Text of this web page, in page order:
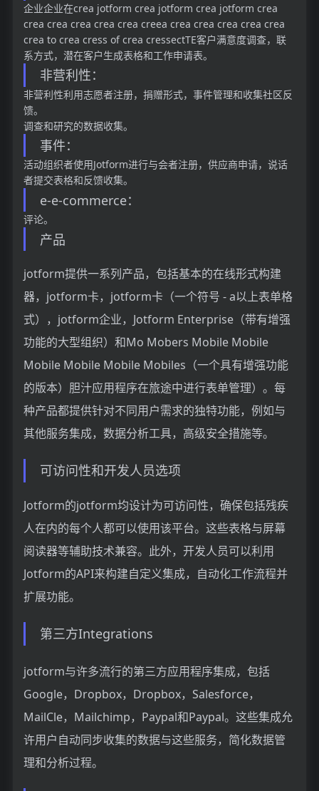
企业企业在crea jotform crea jotform crea jotform crea
crea crea crea crea crea creea crea crea crea crea crea
crea to crea cress of crea cressectTE客户满意度调查，联
系方式，潜在客户生成表格和工作申请表。
非营利性：
非营利性利用志愿者注册，捐赠形式，事件管理和收集社区反
馈。
调查和研究的数据收集。
事件：
活动组织者使用Jotform进行与会者注册，供应商申请，说话
者提交表格和反馈收集。
e-e-commerce：
评论。
产品
jotform提供一系列产品，包括基本的在线形式构建
器，jotform卡，jotform卡（一个符号 - a以上表单格
式），jotform企业，Jotform Enterprise（带有增强
功能的大型组织）和Mo Mobers Mobile Mobile
Mobile Mobile Mobile Mobiles（一个具有增强功能
的版本）胆汁应用程序在旅途中进行表单管理）。每
种产品都提供针对不同用户需求的独特功能，例如与
其他服务集成，数据分析工具，高级安全措施等。
可访问性和开发人员选项
Jotform的jotform均设计为可访问性，确保包括残疾
人在内的每个人都可以使用该平台。这些表格与屏幕
阅读器等辅助技术兼容。此外，开发人员可以利用
Jotform的API来构建自定义集成，自动化工作流程并
扩展功能。
第三方Integrations
jotform与许多流行的第三方应用程序集成，包括
Google，Dropbox，Dropbox，Salesforce，
MailCle，Mailchimp，Paypal和Paypal。这些集成允
许用户自动同步收集的数据与这些服务，简化数据管
理和分析过程。